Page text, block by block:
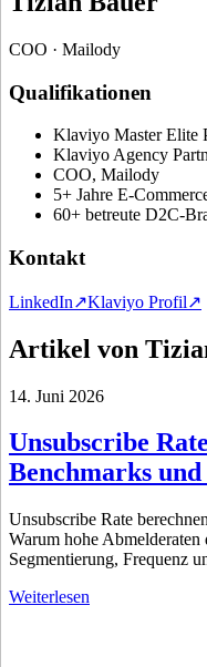
COO · Mailody
Qualifikationen
Klaviyo Master Elite
Klaviyo Agency
COO, Mailody
5+ Jahre E-
60+ betreute D2C-
Kontakt
LinkedIn↗Klaviyo Profil↗
Artikel von
14. Juni 2026
Unsubscribe
Benchmarks
Unsubscribe Rate
Warum hohe
Segmentierung, Frequenz
Weiterlesen